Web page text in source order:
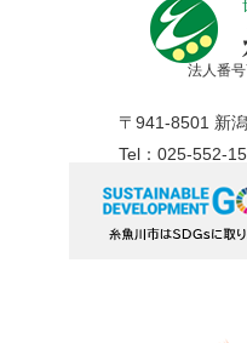
法人番
〒941-8501 新
Tel：025-552-